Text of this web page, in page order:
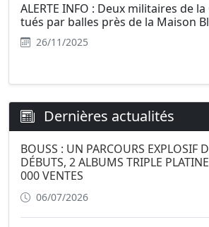
ALERTE INFO : Deux militaires de
tués par balles près de la Maison
26/11/2025
Dernières actualités
BOUSS : UN PARCOURS EXPLOSIF
DÉBUTS, 2 ALBUMS TRIPLE
000 VENTES
06/07/2026